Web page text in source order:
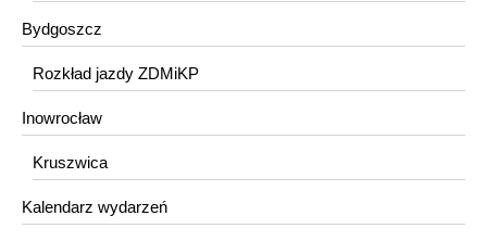
Bydgoszcz
Rozkład jazdy ZDMiKP
Inowrocław
Kruszwica
Kalendarz wydarzeń